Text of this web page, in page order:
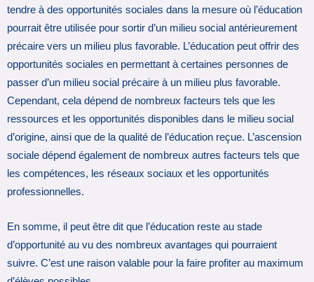
tendre à des opportunités sociales dans la mesure où l’éducation
pourrait être utilisée pour sortir d’un milieu social antérieurement
précaire vers un milieu plus favorable. L’éducation peut offrir des
opportunités sociales en permettant à certaines personnes de
passer d’un milieu social précaire à un milieu plus favorable.
Cependant, cela dépend de nombreux facteurs tels que les
ressources et les opportunités disponibles dans le milieu social
d’origine, ainsi que de la qualité de l’éducation reçue. L’ascension
sociale dépend également de nombreux autres facteurs tels que
les compétences, les réseaux sociaux et les opportunités
professionnelles.
En somme, il peut être dit que l’éducation reste au stade
d’opportunité au vu des nombreux avantages qui pourraient
suivre. C’est une raison valable pour la faire profiter au maximum